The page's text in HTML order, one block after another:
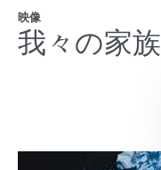
映像
我々の家族